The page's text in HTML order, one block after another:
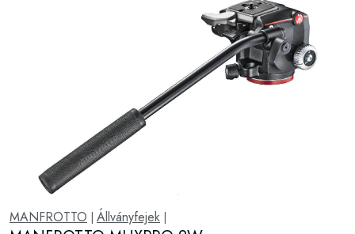
MANFROTTO Állványfejek